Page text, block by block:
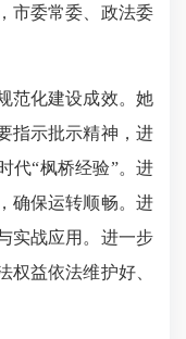
市委常委、政法委
化建设成效。她
指示批示精神，进
代“枫桥经验”。进
确保运转顺畅。进
实战应用。进一步
权益依法维护好、